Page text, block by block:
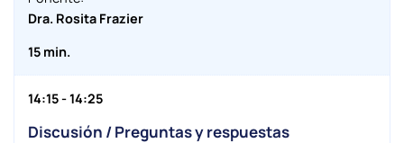
Dra. Rosita Frazier
15 min.
14:15 - 14:25
Discusión / Preguntas y respuestas